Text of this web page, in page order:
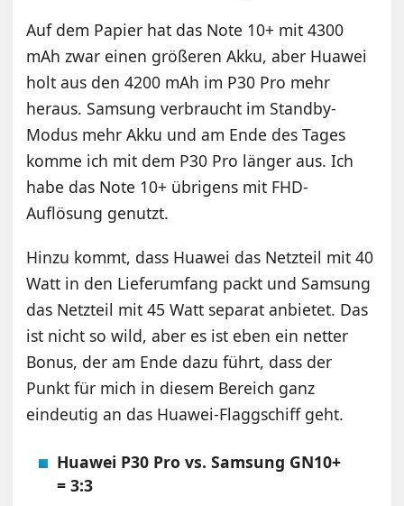
Auf dem Papier hat das Note 10+ mit 4300
mAh zwar einen größeren Akku, aber Huawei
holt aus den 4200 mAh im P30 Pro mehr
heraus. Samsung verbraucht im Standby-
Modus mehr Akku und am Ende des Tages
komme ich mit dem P30 Pro länger aus. Ich
habe das Note 10+ übrigens mit FHD-
Auflösung genutzt.
Hinzu kommt, dass Huawei das Netzteil mit 40
Watt in den Lieferumfang packt und Samsung
das Netzteil mit 45 Watt separat anbietet. Das
ist nicht so wild, aber es ist eben ein netter
Bonus, der am Ende dazu führt, dass der
Punkt für mich in diesem Bereich ganz
eindeutig an das Huawei-Flaggschiff geht.
Huawei P30 Pro vs. Samsung GN10+
= 3:3